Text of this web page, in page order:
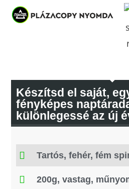
Készítsd el saját,
fényképes
különlegessé az új
Tartós, fehér, fém
200g, vastag,